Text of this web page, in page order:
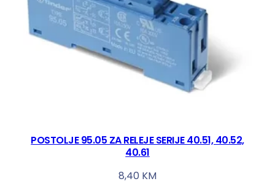
POSTOLJE 95.05 ZA RELEJE SERIJE 40.51, 40.52,
40.61
8,40 KM